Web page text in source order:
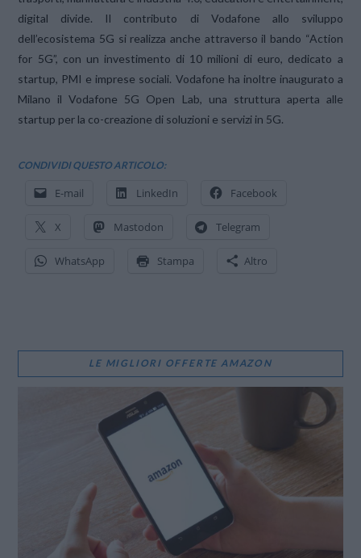
digital divide. Il contributo di Vodafone allo sviluppo
dell’ecosistema 5G si realizza anche attraverso il bando “Action
for 5G”, con un investimento di 10 milioni di euro, dedicato a
startup, PMI e imprese sociali. Vodafone ha inoltre inaugurato a
Milano il Vodafone 5G Open Lab, una struttura aperta alle
startup per la co-creazione di soluzioni e servizi in 5G.
CONDIVIDI QUESTO ARTICOLO:
E-mail LinkedIn Facebook
X Mastodon Telegram
WhatsApp Stampa Altro
LE MIGLIORI OFFERTE AMAZON